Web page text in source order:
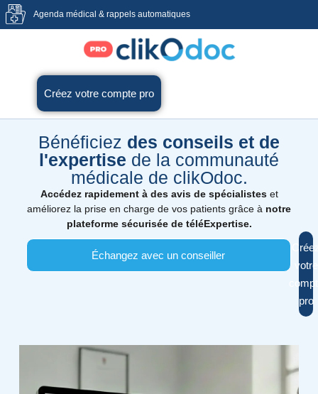
Agenda médical & rappels automatiques
Créez votre compte pro
Bénéficiez des conseils et de
l'expertise de la communauté
médicale de clikOdoc.
Accédez rapidement à des avis de spécialistes et
améliorez la prise en charge de vos patients grâce à notre
plateforme sécurisée de téléExpertise.
Échangez avec un conseiller
votre
pro